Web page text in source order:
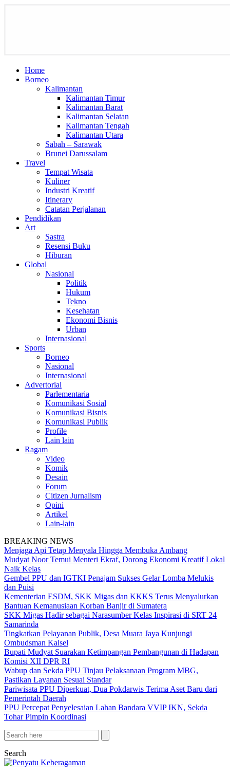
Home
Borneo
Kalimantan
Kalimantan Timur
Kalimantan Barat
Kalimantan Selatan
Kalimantan Tengah
Kalimantan Utara
Sabah – Sarawak
Brunei Darussalam
Travel
Tempat Wisata
Kuliner
Industri Kreatif
Itinerary
Catatan Perjalanan
Pendidikan
Art
Sastra
Resensi Buku
Hiburan
Global
Nasional
Politik
Hukum
Tekno
Kesehatan
Ekonomi Bisnis
Urban
Internasional
Sports
Borneo
Nasional
Internasional
Advertorial
Parlementaria
Komunikasi Sosial
Komunikasi Bisnis
Komunikasi Publik
Profile
Lain lain
Ragam
Video
Komik
Desain
Forum
Citizen Jurnalism
Opini
Artikel
Lain-lain
BREAKING NEWS
Menjaga Api Tetap Menyala Hingga Membuka Ambang
Mudyat Noor Temui Menteri Ekraf, Dorong Ekonomi Kreatif Lokal
Naik Kelas
Gembel PPU dan IGTKI Penajam Sukses Gelar Lomba Melukis
dan Puisi
Kementerian ESDM, SKK Migas dan KKKS Terus Menyalurkan
Bantuan Kemanusiaan Korban Banjir di Sumatera
SKK Migas Hadir sebagai Narasumber Kelas Inspirasi di SRT 24
Samarinda
Tingkatkan Pelayanan Publik, Desa Muara Jaya Kunjungi
Ombudsman Kalsel
Bupati Mudyat Suarakan Ketimpangan Pembangunan di Hadapan
Komisi XII DPR RI
Wabup dan Sekda PPU Tinjau Pelaksanaan Program MBG,
Pastikan Layanan Sesuai Standar
Pariwisata PPU Diperkuat, Dua Pokdarwis Terima Aset Baru dari
Pemerintah Daerah
PPU Percepat Penyelesaian Lahan Bandara VVIP IKN, Sekda
Tohar Pimpin Koordinasi
Search